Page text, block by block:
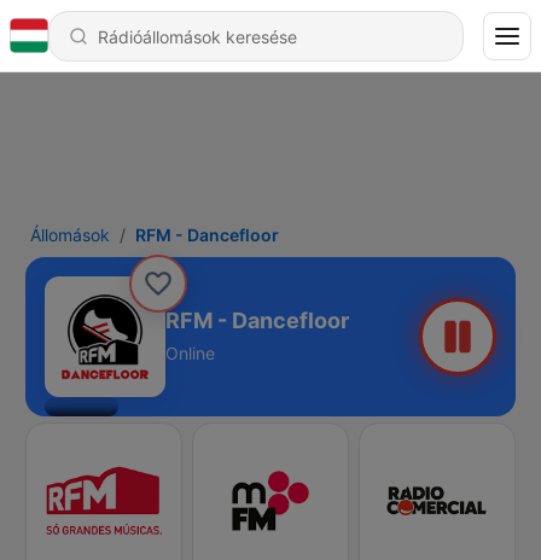
Állomások RFM - Dancefloor
RFM - Dancefloor
Online